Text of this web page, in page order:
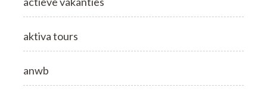
aktiva tours
anwb